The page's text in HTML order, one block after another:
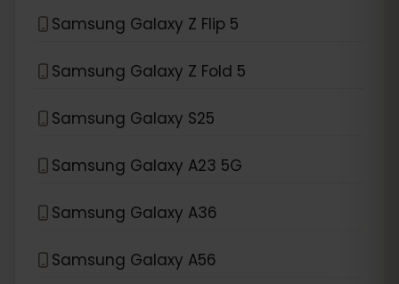
Samsung Galaxy Z Flip 5
Samsung Galaxy Z Fold 5
Samsung Galaxy S25
Samsung Galaxy A23 5G
Samsung Galaxy A36
Samsung Galaxy A56